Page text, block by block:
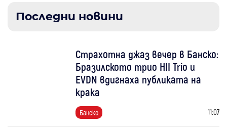
Последни новини
Страхотна джаз вечер в Банско:
Бразилското трио HII Trio и
EVDN вдигнаха публиката на
крака
Банско 11:07